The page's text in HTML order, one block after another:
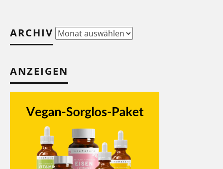
ARCHIV Archiv
ANZEIGEN